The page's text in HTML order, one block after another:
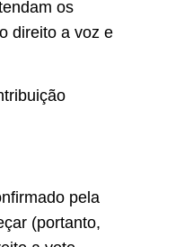
os
direito a voz e
pela
(portanto,